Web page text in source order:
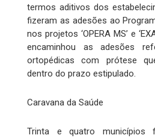
termos aditivos dos
fizeram as adesões ao
nos projetos ‘OPERA MS’ e
encaminhou as adesões
ortopédicas com prótese
dentro do prazo estipulado.
Caravana da Saúde
Trinta e quatro municípios